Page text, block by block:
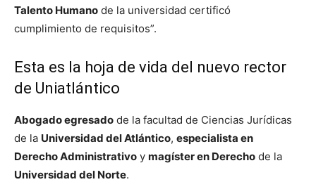
Talento Humano de la universidad certificó
cumplimiento de requisitos”.
Esta es la hoja de vida del nuevo rector
de Uniatlántico
Abogado egresado de la facultad de Ciencias Jurídicas
de la Universidad del Atlántico, especialista en
Derecho Administrativo y magíster en Derecho de la
Universidad del Norte.